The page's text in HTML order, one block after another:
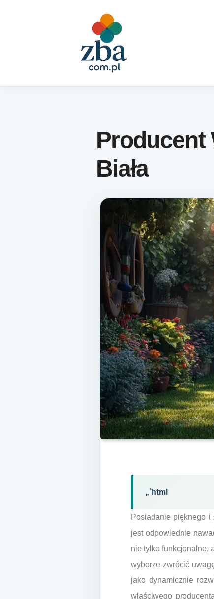
Producent
Biała
„`html
Posiadanie pięknego i
jest odpowiednie
nie tylko funkcjonalne,
wyborze zwrócić
jako dynamicznie
właściwego